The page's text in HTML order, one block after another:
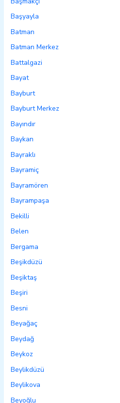
Başyayla
Batman
Batman Merkez
Battalgazi
Bayat
Bayburt
Bayburt Merkez
Bayındır
Baykan
Bayraklı
Bayramiç
Bayramören
Bayrampaşa
Bekilli
Belen
Bergama
Beşikdüzü
Beşiktaş
Beşiri
Besni
Beyağaç
Beydağ
Beykoz
Beylikdüzü
Beylikova
Beyoğlu